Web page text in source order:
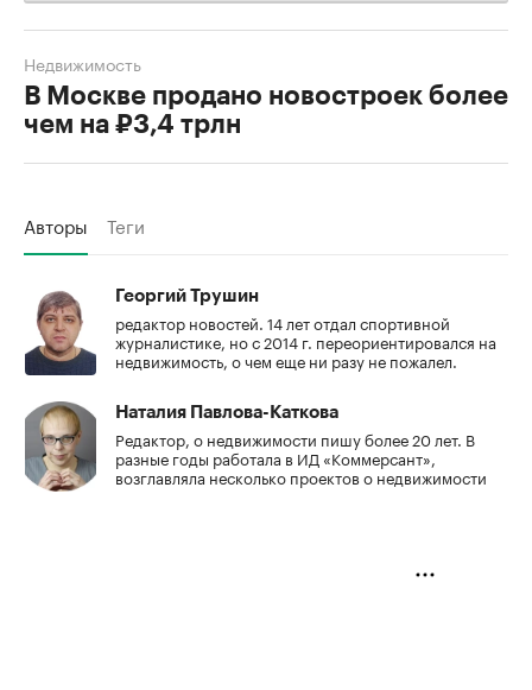
В Москве продано новостроек более
чем на ₽3,4 трлн
Недвижимость
Авторы Теги
Георгий Трушин
редактор новостей. 14 лет отдал спортивной
журналистике, но с 2014 г. переориентировался на
недвижимость, о чем еще ни разу не пожалел.
Наталия Павлова-Каткова
Редактор, о недвижимости пишу более 20 лет. В
разные годы работала в ИД «Коммерсант»,
возглавляла несколько проектов о недвижимости